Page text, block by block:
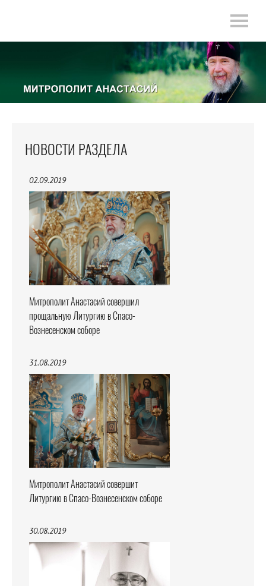
НОВОСТИ РАЗДЕЛА
02.09.2019
Митрополит Анастасий совершил
прощальную Литургию в Спасо-
Вознесенском соборе
31.08.2019
Митрополит Анастасий совершит
Литургию в Спасо-Вознесенском соборе
30.08.2019